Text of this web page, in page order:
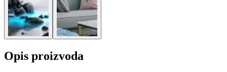
Opis proizvoda